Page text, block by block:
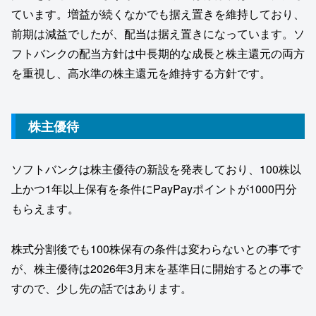
ています。増益が続くなかでも据え置きを維持しており、
前期は減益でしたが、配当は据え置きになっています。ソ
フトバンクの配当方針は中長期的な成長と株主還元の両方
を重視し、高水準の株主還元を維持する方針です。
株主優待
ソフトバンクは株主優待の新設を発表しており、100株以
上かつ1年以上保有を条件にPayPayポイントが1000円分
もらえます。
株式分割後でも100株保有の条件は変わらないとの事です
が、株主優待は2026年3月末を基準日に開始するとの事で
すので、少し先の話ではあります。